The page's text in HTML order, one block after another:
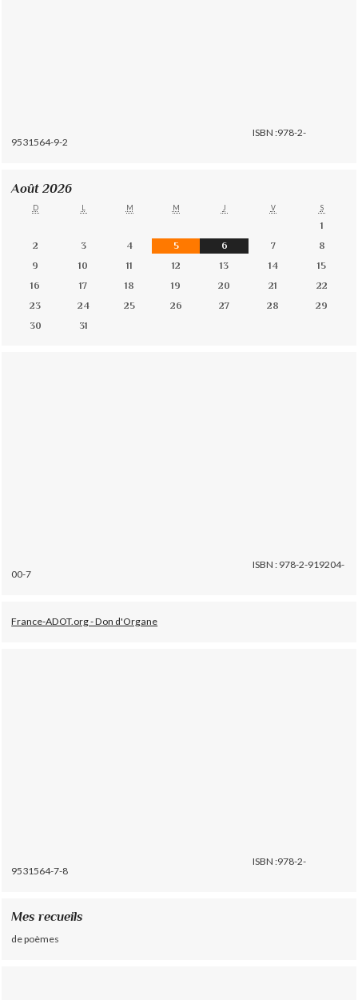
ISBN :978-2-
9531564-9-2
Août 2026
D L M M J V S
1
2
3 4 5 6 7
8
9
10 11 12 13 14
15
16
17 18 19 20 21
22
23
24 25 26 27 28
29
30
31
ISBN : 978-2-919204-
00-7
France-ADOT.org - Don d'Organe
ISBN :978-2-
9531564-7-8
Mes recueils
de poèmes